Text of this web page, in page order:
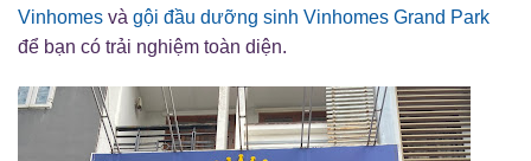
Vinhomes và gội đầu dưỡng sinh Vinhomes Grand Park
để bạn có trải nghiệm toàn diện.